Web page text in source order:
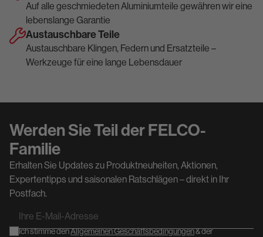
Auf alle geschmiedeten Aluminiumteile gewähren wir eine
lebenslange Garantie
Austauschbare Teile
Austauschbare Klingen, Federn und Ersatzteile –
Werkzeuge für eine lange Lebensdauer
Werden Sie Teil der FELCO-
Familie
Erhalten Sie Updates zu Produktneuheiten, Aktionen,
Expertentipps und saisonalen Ratschlägen – direkt in Ihr
Postfach.
Ihre
E-Ich stimme denAllgemeinen Geschäftsbedingungen& der